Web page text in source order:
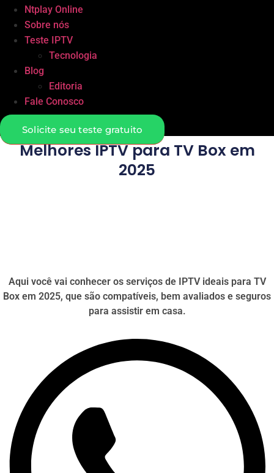
Ntplay Online
Sobre nós
Teste IPTV
Tecnologia
Blog
Editoria
Fale Conosco
Solicite seu teste gratuito
Melhores IPTV para TV Box em
2025
Aqui você vai conhecer os serviços de IPTV ideais para TV
Box em 2025, que são compatíveis, bem avaliados e seguros
para assistir em casa.